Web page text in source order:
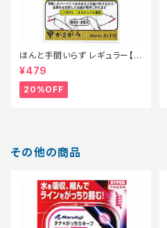
ほんと手間いらず レギュラー【特
価仕掛】【20】
¥479
20%OFF
その他の商品